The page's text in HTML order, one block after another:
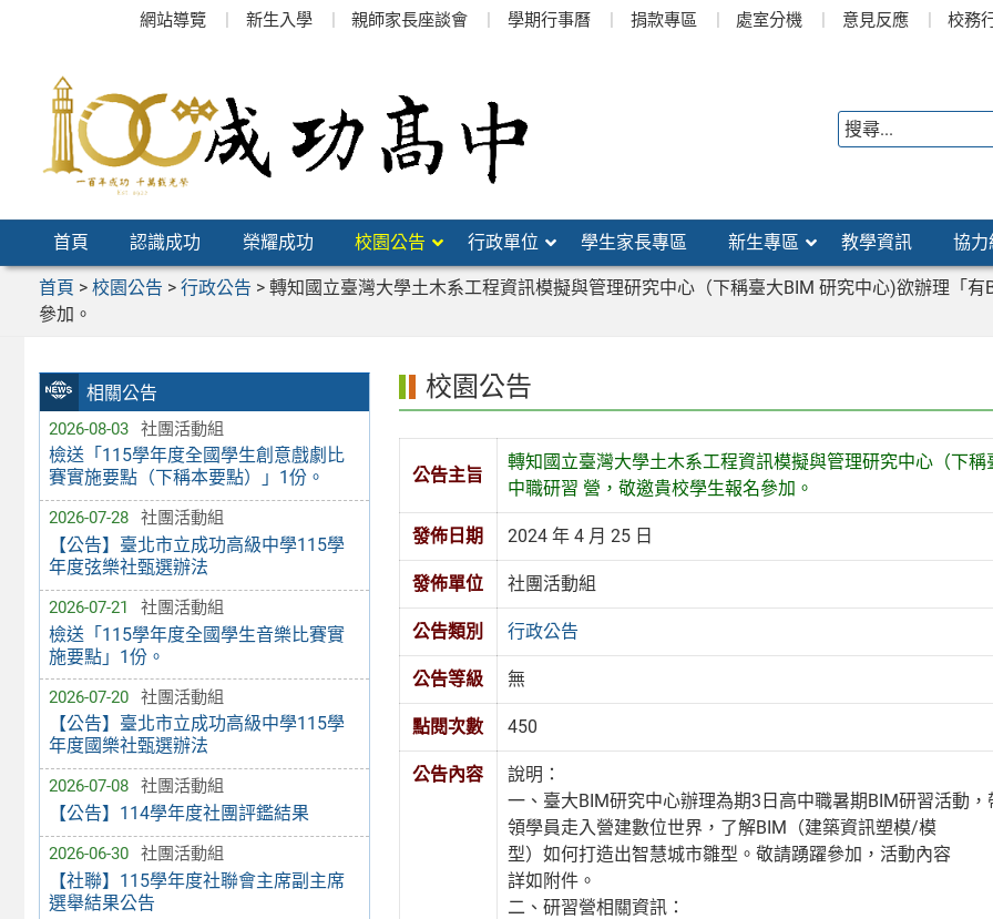
網站導覽 新生入學 親師家長座談會 學期行事曆 捐款專區 處室分機 意見反應 校務
首頁 認識成功 榮耀成功 校園公告 行政單位 學生家長專區 新生專區 教學資訊 協力
首頁 > 校園公告 > 行政公告 > 轉知國立臺灣大學土木系工程資訊模擬與管理研究中心（下稱臺大BIM 研究中心)欲辦理「
參加。
相關公告
2026-08-03 社團活動組
檢送「115學年度全國學生創意戲劇比
賽實施要點（下稱本要點）」1份。
2026-07-28 社團活動組
【公告】臺北市立成功高級中學115學
年度弦樂社甄選辦法
2026-07-21 社團活動組
檢送「115學年度全國學生音樂比賽實
施要點」1份。
2026-07-20 社團活動組
【公告】臺北市立成功高級中學115學
年度國樂社甄選辦法
2026-07-08 社團活動組
【公告】114學年度社團評鑑結果
2026-06-30 社團活動組
【社聯】115學年度社聯會主席副主席
選舉結果公告
校園公告
公告主旨
轉知國立臺灣大學土木系工程資訊模擬與管理研究中心（下
中職研習 營，敬邀貴校學生報名參加。
發佈日期 2024 年 4 月 25 日
發佈單位 社團活動組
公告類別 行政公告
公告等級 無
點閱次數 450
公告內容
說明：
一、臺大BIM研究中心辦理為期3日高中職暑期BIM研習活動，
領學員走入營建數位世界，了解BIM（建築資訊塑模/模
型）如何打造出智慧城市雛型。敬請踴躍參加，活動內容
詳如附件。
二、研習營相關資訊：